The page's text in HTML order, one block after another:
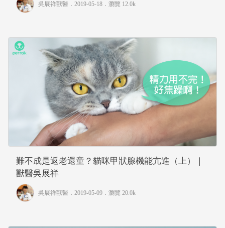
吳展祥獸醫 ．2019-05-18． 瀏覽 12.0k
難不成是返老還童？貓咪甲狀腺機能亢進（上）｜
獸醫吳展祥
吳展祥獸醫 ．2019-05-09． 瀏覽 20.0k